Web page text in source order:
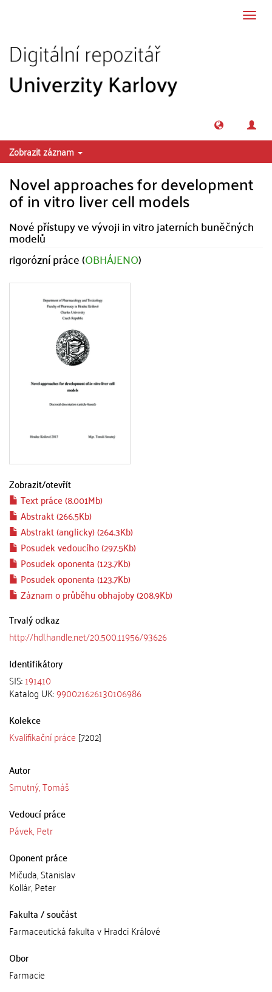
Zobrazit záznam
Novel approaches for development
of in vitro liver cell models
Nové přístupy ve vývoji in vitro jaterních buněčných
modelů
rigorózní práce (OBHÁJENO)
Zobrazit/otevřít
Text práce (8.001Mb)
Abstrakt (266.5Kb)
Abstrakt (anglicky) (264.3Kb)
Posudek vedoucího (297.5Kb)
Posudek oponenta (123.7Kb)
Posudek oponenta (123.7Kb)
Záznam o průběhu obhajoby (208.9Kb)
Trvalý odkaz
http://hdl.handle.net/20.500.11956/93626
Identifikátory
SIS:191410
Katalog UK:990021626130106986
Kolekce
Kvalifikační práce [7202]
Autor
Smutný, Tomáš
Vedoucí práce
Pávek, Petr
Oponent práce
Mičuda, Stanislav
Kollár, Peter
Fakulta / součást
Farmaceutická fakulta v Hradci Králové
Obor
Farmacie